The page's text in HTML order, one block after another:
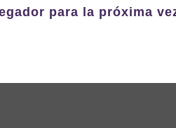
para la próxima